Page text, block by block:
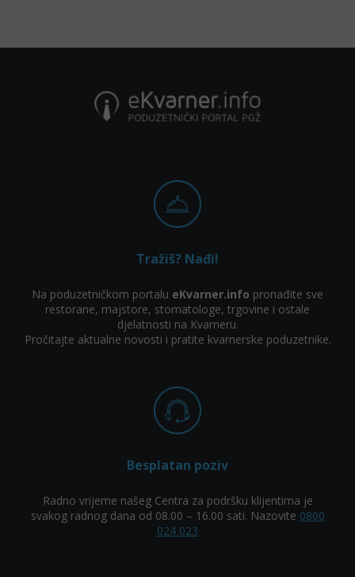
Tražiš? Nađi!
Na poduzetničkom portalu eKvarner.info pronađite sve
restorane, majstore, stomatologe, trgovine i ostale
djelatnosti na Kvarneru.
Pročitajte aktualne novosti i pratite kvarnerske poduzetnike.
Besplatan poziv
Radno vrijeme našeg Centra za podršku klijentima je
svakog radnog dana od 08.00 – 16.00 sati. Nazovite 0800
024 023